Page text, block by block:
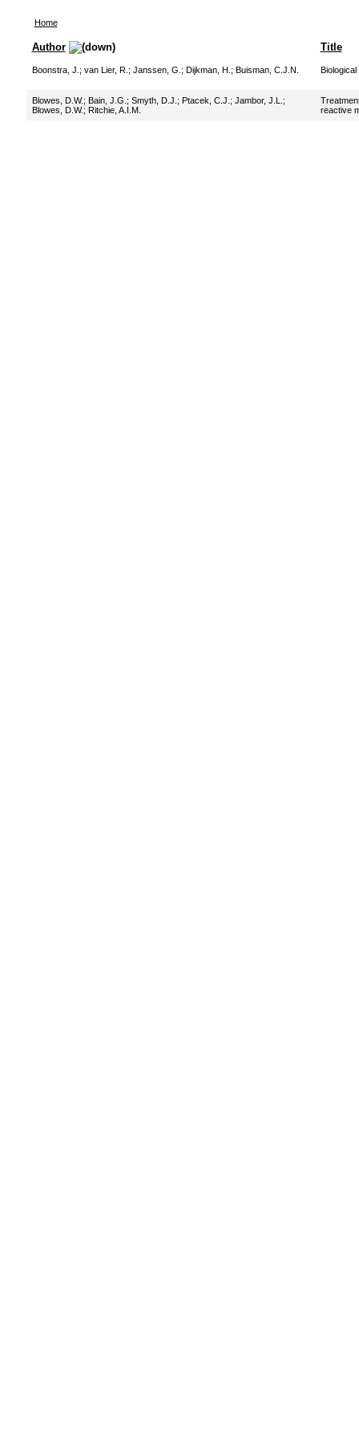
Home
Author Title
Boonstra, J. ; van Lier, R. ; Janssen, G. ; Dijkman, H. ; Buisman, C.J.N.
Blowes, D.W.; Bain, J.G. ; Smyth, D.J. ; Ptacek, C.J. ; Jambor, J.L.
;
Blowes, D.W.; Ritchie, A.I.M.
reactive